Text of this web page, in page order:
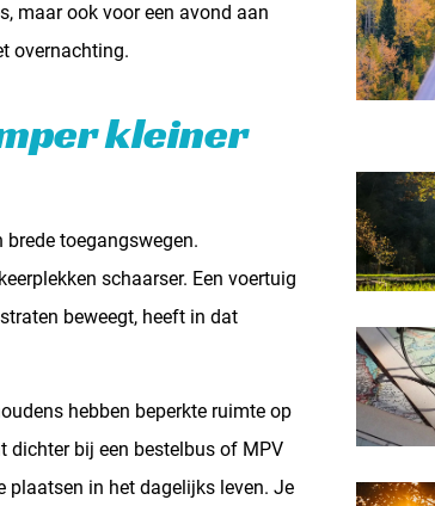
maar ook voor een avond aan
overnachting.
kleiner
toegangswegen.
schaarser. Een voertuig
beweegt, heeft in dat
hebben beperkte ruimte op
dichter bij een bestelbus of MPV
plaatsen in het dagelijks leven. Je